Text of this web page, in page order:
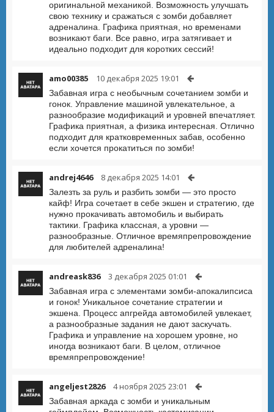
оригинальной механикой. Возможность улучшать
свою технику и сражаться с зомби добавляет
адреналина. Графика приятная, но временами
возникают баги. Все равно, игра затягивает и
идеально подходит для коротких сессий!
amo00385 10 декабря 2025 19:01
Забавная игра с необычным сочетанием зомби и
гонок. Управление машиной увлекательное, а
разнообразие модификаций и уровней впечатляет.
Графика приятная, а физика интересная. Отлично
подходит для кратковременных забав, особенно
если хочется прокатиться по зомби!
andrej4646 8 декабря 2025 14:01
Залезть за руль и разбить зомби — это просто
кайф! Игра сочетает в себе экшен и стратегию, где
нужно прокачивать автомобиль и выбирать
тактики. Графика классная, а уровни —
разнообразные. Отличное времяпрепровождение
для любителей адреналина!
andreask836 3 декабря 2025 01:01
Забавная игра с элементами зомби-апокалипсиса
и гонок! Уникальное сочетание стратегии и
экшена. Процесс апгрейда автомобилей увлекает,
а разнообразные задания не дают заскучать.
Графика и управление на хорошем уровне, но
иногда возникают баги. В целом, отличное
времяпрепровождение!
angeljest2826 4 ноября 2025 23:01
Забавная аркада с зомби и уникальным